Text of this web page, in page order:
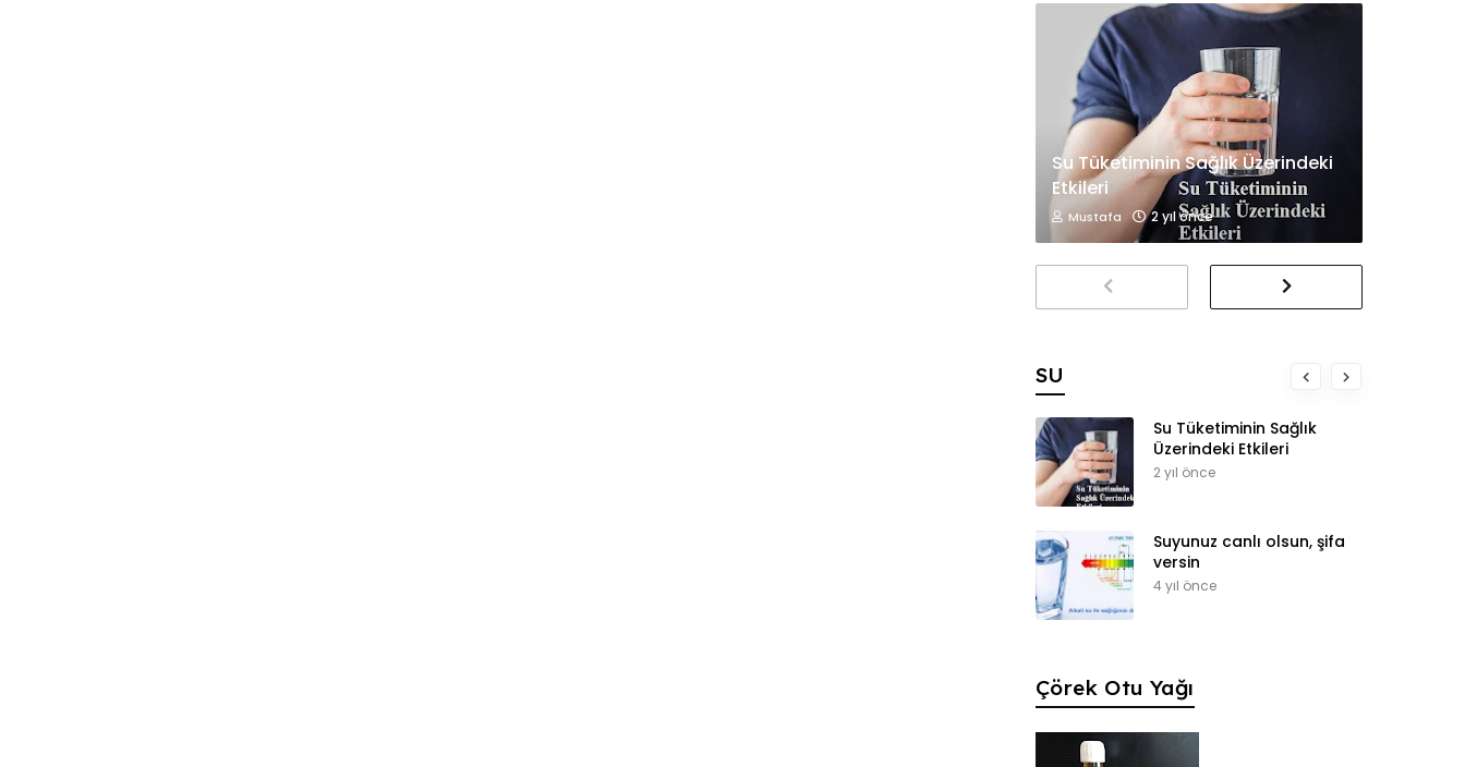
Su Tüketiminin Sağlık Üzerindeki
Etkileri
Mustafa 2 yıl önce
SU
Su Tüketiminin Sağlık
Üzerindeki Etkileri
2 yıl önce
Suyunuz canlı olsun, şifa
versin
4 yıl önce
Çörek Otu Yağı